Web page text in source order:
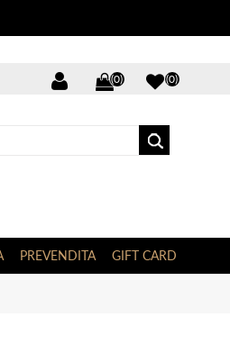
(0) (0)
PREVENDITA GIFT CARD